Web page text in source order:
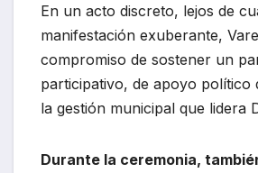
En un acto discreto, lejos de
manifestación exuberante,
compromiso de sostener un
participativo, de apoyo político
la gestión municipal que lidera
Durante la ceremonia,